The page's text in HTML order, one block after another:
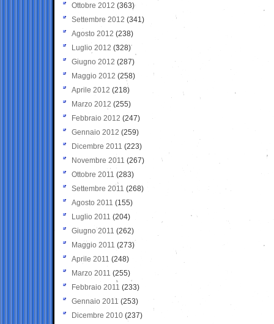
Ottobre 2012 (363)
Settembre 2012 (341)
Agosto 2012 (238)
Luglio 2012 (328)
Giugno 2012 (287)
Maggio 2012 (258)
Aprile 2012 (218)
Marzo 2012 (255)
Febbraio 2012 (247)
Gennaio 2012 (259)
Dicembre 2011 (223)
Novembre 2011 (267)
Ottobre 2011 (283)
Settembre 2011 (268)
Agosto 2011 (155)
Luglio 2011 (204)
Giugno 2011 (262)
Maggio 2011 (273)
Aprile 2011 (248)
Marzo 2011 (255)
Febbraio 2011 (233)
Gennaio 2011 (253)
Dicembre 2010 (237)